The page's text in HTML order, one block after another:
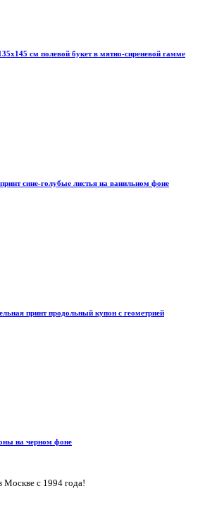
см полевой букет в мятно-сиреневой гамме
сине-голубые листья на ванильном фоне
принт продольный купон с геометрией
на черном фоне
Москве с 1994 года!